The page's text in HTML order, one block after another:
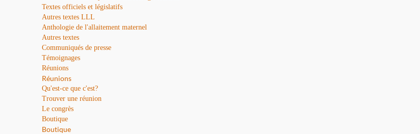
Textes officiels et législatifs
Autres textes LLL
Anthologie de l'allaitement maternel
Autres textes
Communiqués de presse
Témoignages
Réunions
Réunions
Qu'est-ce que c'est?
Trouver une réunion
Le congrès
Boutique
Boutique